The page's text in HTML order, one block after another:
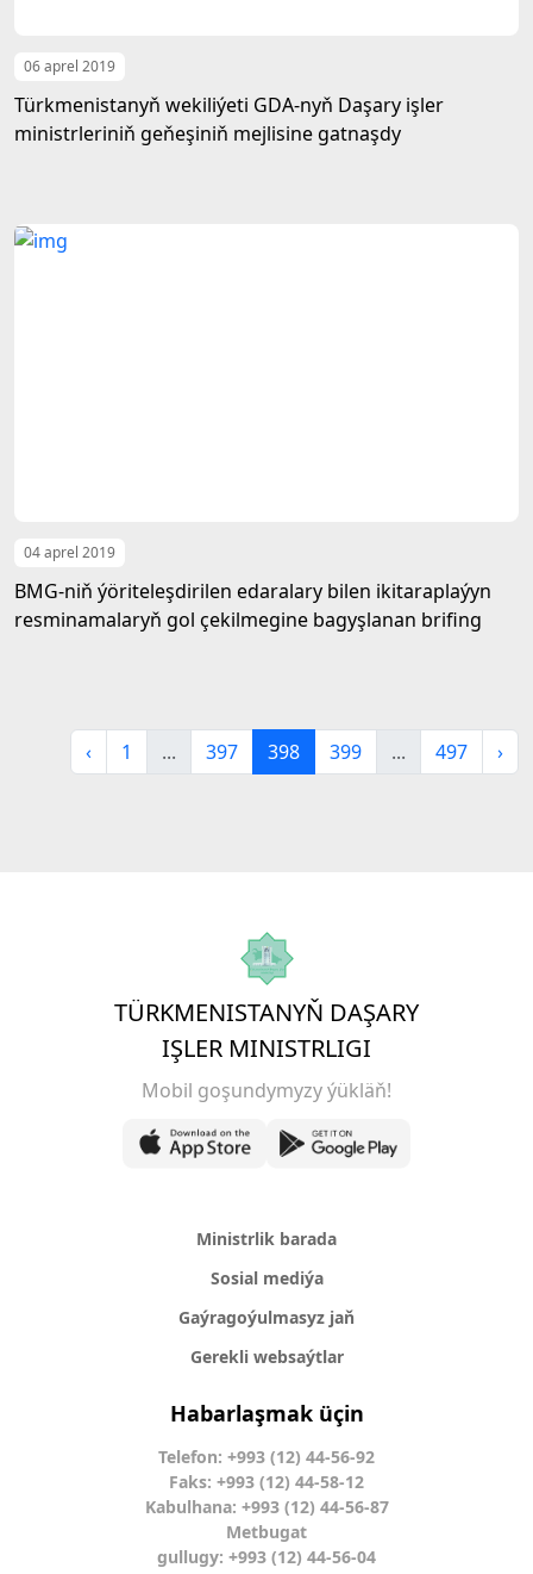
06 aprel 2019
Türkmenistanyň wekiliýeti GDA-nyň Daşary işler
ministrleriniň geňeşiniň mejlisine gatnaşdy
04 aprel 2019
BMG-niň ýöriteleşdirilen edaralary bilen ikitaraplaýyn
resminamalaryň gol çekilmegine bagyşlanan brifing
‹ 1 ... 397 398 399 ... 497 ›
TÜRKMENISTANYŇ DAŞARY
IŞLER MINISTRLIGI
Mobil goşundymyzy ýükläň!
Ministrlik barada
Sosial mediýa
Gaýragoýulmasyz jaň
Gerekli websaýtlar
Habarlaşmak üçin
Telefon: +993 (12) 44-56-92
Faks: +993 (12) 44-58-12
Kabulhana: +993 (12) 44-56-87
Metbugat
gullugy: +993 (12) 44-56-04